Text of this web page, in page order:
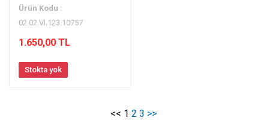
Ürün Kodu :
02.02.VI.123.10757
1.650,00 TL
Stokta yok
<< 1 2 3 >>